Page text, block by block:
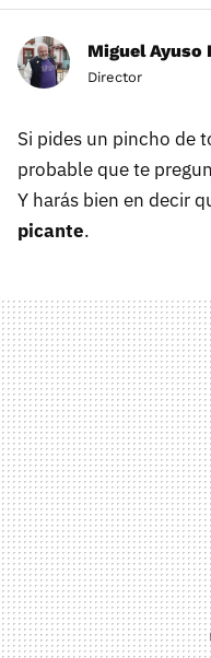
Miguel Ayuso
Director
Si pides un pincho de
probable que te
Y harás bien en decir
picante.